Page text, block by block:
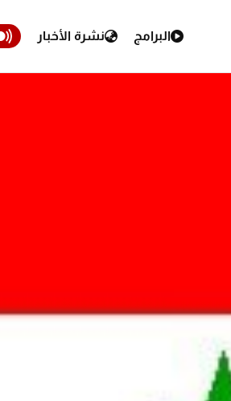
البرامج نشرة الأخبار